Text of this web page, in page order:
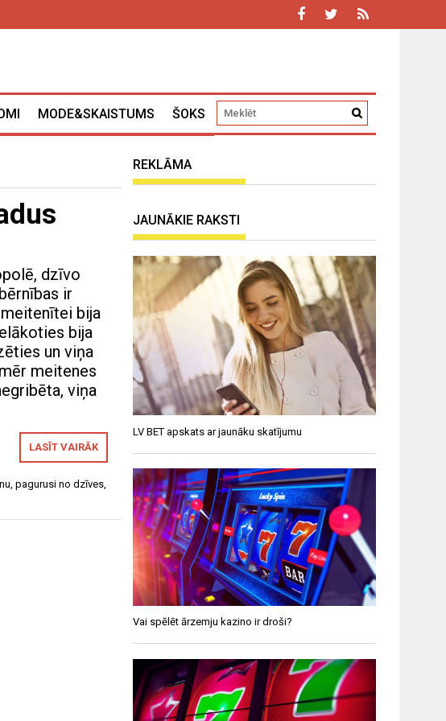
MODE&SKAISTUMS ŠOKS
dzīvo
ir
bija
bija
un viņa
meitenes
viņa
LASĪT VAIRĀK
, pagurusi no dzīves,
REKLĀMA
JAUNĀKIE RAKSTI
LV BET apskats ar jaunāku skatījumu
Vai spēlēt ārzemju kazino ir droši?